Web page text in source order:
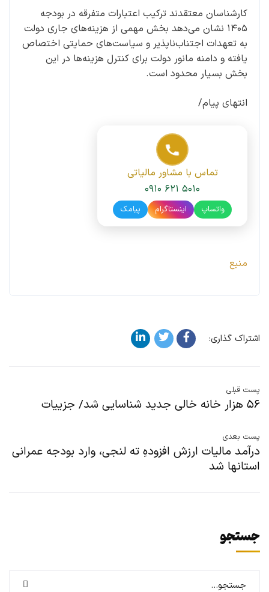
کارشناسان معتقدند ترکیب اعتبارات متفرقه در بودجه
۱۴۰۵ نشان می‌دهد بخش مهمی از هزینه‌های جاری دولت
به تعهدات اجتناب‌ناپذیر و سیاست‌های حمایتی اختصاص
یافته و دامنه مانور دولت برای کنترل هزینه‌ها در این
بخش بسیار محدود است.
انتهای پیام/
تماس با مشاور مالیاتی
۰۹۱۰ ۶۲۱ ۵۰۱۰
واتساپ اینستاگرام پیامک
منبع
اشتراک گذاری:
پست قبلی
۵۶ هزار خانه خالی جدید شناسایی شد/ جزییات
پست بعدی
درآمد مالیات ارزش افزودهِ ته لنجی، وارد بودجه عمرانی
استانها شد
جستجو